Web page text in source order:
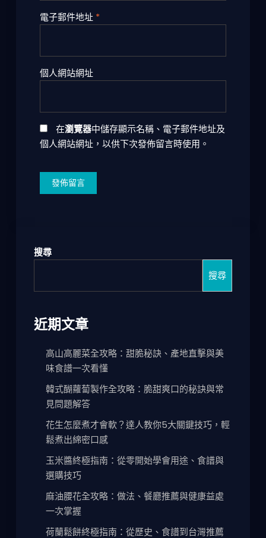
電子郵件地址 *
個人網站網址
在瀏覽器中儲存顯示名稱、電子郵件地址及
個人網站網址，以供下次發佈留言時使用。
搜尋
搜尋
近期文章
高山高麗菜全攻略：甜脆秘訣、產地直擊與美
味食譜一次看懂
韓式醐蘿蔔製作全攻略：脆甜爽口的秘訣與常
見問題解答
花生怎麼煮才會軟？達人教你5大關鍵技巧，輕
鬆煮出綿密口感
玉米醬終極指南：從零開始學會用途、食譜與
選購技巧
麻油腰花全攻略：做法、餐廳推薦與健康益處
一次掌握
荷蘭鬆餅終極指南：從歷史、食譜到台灣推薦